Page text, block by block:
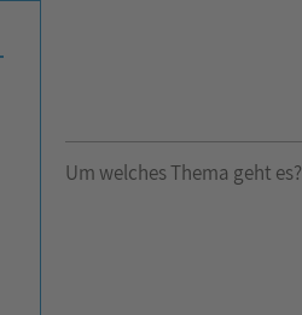
Um welches Thema geht es?